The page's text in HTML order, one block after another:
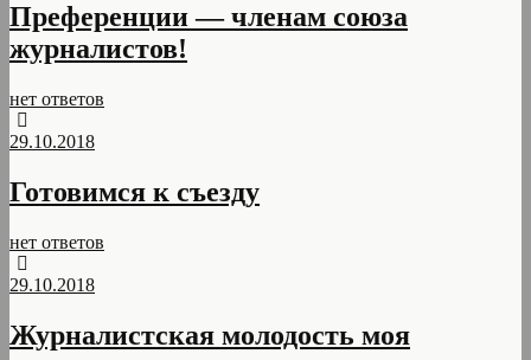
Преференции — членам союза
журналистов!
нет ответов
29.10.2018
Готовимся к съезду
нет ответов
29.10.2018
Журналистская молодость моя